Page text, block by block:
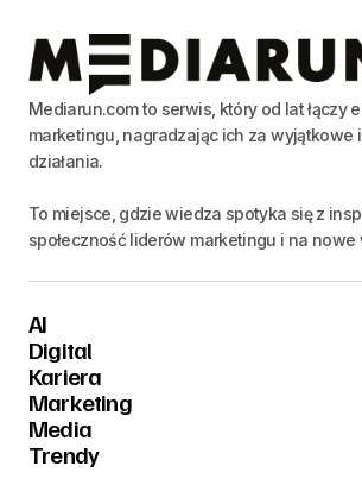
Mediarun.com to serwis, który od lat łączy
marketingu, nagradzając ich za wyjątkowe
działania.
To miejsce, gdzie wiedza spotyka się z
społeczność liderów marketingu i na
AI
Digital
Kariera
Marketing
Media
Trendy